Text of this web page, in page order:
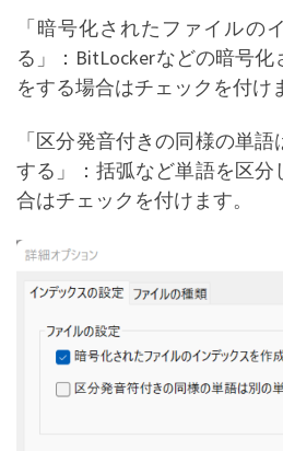
「暗号化されたファイルの
る」：BitLockerなどの暗号
をする場合はチェックを付け
「区分発音付きの同様の単
する」：括弧など単語を区
合はチェックを付けます。